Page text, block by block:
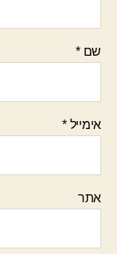
שם*
אימייל*
אתר